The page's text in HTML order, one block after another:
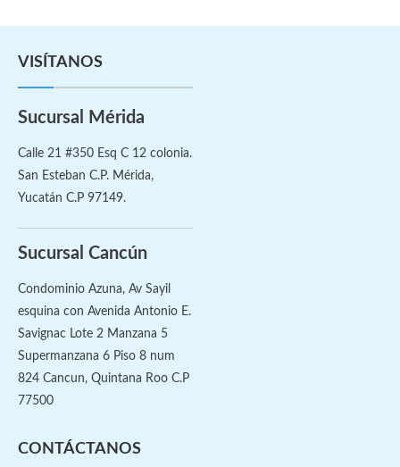
VISÍTANOS
Sucursal Mérida
Calle 21 #350 Esq C 12 colonia.
San Esteban C.P. Mérida,
Yucatán C.P 97149.
Sucursal Cancún
Condominio Azuna, Av Sayil
esquina con Avenida Antonio E.
Savignac Lote 2 Manzana 5
Supermanzana 6 Piso 8 num
824 Cancun, Quintana Roo C.P
77500
CONTÁCTANOS